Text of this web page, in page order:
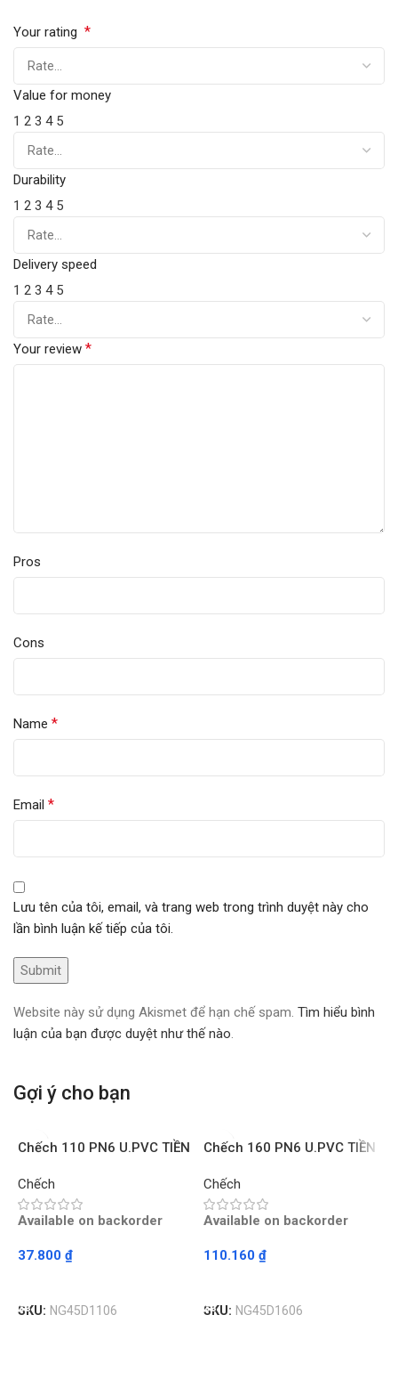
Your rating *
Value for money
1 2 3 4 5
Durability
1 2 3 4 5
Delivery speed
1 2 3 4 5
Your review *
Pros
Cons
Name *
Email *
Lưu tên của tôi, email, và trang web trong trình duyệt này cho
lần bình luận kế tiếp của tôi.
Website này sử dụng Akismet để hạn chế spam. Tìm hiểu bình
luận của bạn được duyệt như thế nào.
Gợi ý cho bạn
Chếch 110 PN6 U.PVC TIỀN
Chếch
Available on backorder
37.800 ₫
SKU: NG45D1106
Chếch 160 PN6 U.PVC TIỀN
Chếch
Available on backorder
110.160 ₫
SKU: NG45D1606